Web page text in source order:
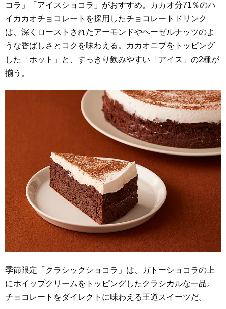
コラ」「アイスショコラ」がおすすめ。カカオ分71％のハ
イカカオチョコレートを採用したチョコレートドリンク
は、深くローストされたアーモンドやヘーゼルナッツのよ
うな香ばしさとコクを味わえる。カカオニブをトッピング
した「ホット」と、すっきり飲みやすい「アイス」の2種が
揃う。
季節限定「クラシックショコラ」は、ガトーショコラの上
にホイップクリームをトッピングしたクラシカルな一品。
チョコレートをダイレクトに味わえる王道スイーツだ。